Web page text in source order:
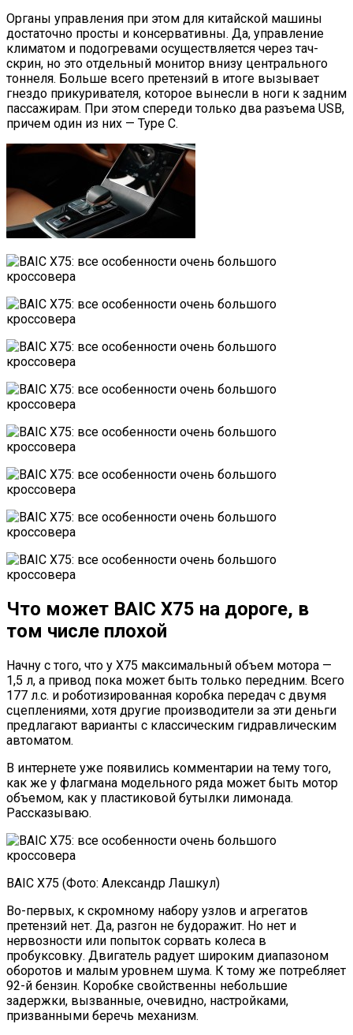
Органы управления при этом для китайской машины
достаточно просты и консервативны. Да, управление
климатом и подогревами осуществляется через тач-
скрин, но это отдельный монитор внизу центрального
тоннеля. Больше всего претензий в итоге вызывает
гнездо прикуривателя, которое вынесли в ноги к задним
пассажирам. При этом спереди только два разъема USB,
причем один из них — Type C.
Что может BAIC X75 на дороге, в
том числе плохой
Начну с того, что у X75 максимальный объем мотора —
1,5 л, а привод пока может быть только передним. Всего
177 л.с. и роботизированная коробка передач с двумя
сцеплениями, хотя другие производители за эти деньги
предлагают варианты с классическим гидравлическим
автоматом.
В интернете уже появились комментарии на тему того,
как же у флагмана модельного ряда может быть мотор
объемом, как у пластиковой бутылки лимонада.
Рассказываю.
BAIC X75 (Фото: Александр Лашкул)
Во-первых, к скромному набору узлов и агрегатов
претензий нет. Да, разгон не будоражит. Но нет и
нервозности или попыток сорвать колеса в
пробуксовку. Двигатель радует широким диапазоном
оборотов и малым уровнем шума. К тому же потребляет
92-й бензин. Коробке свойственны небольшие
задержки, вызванные, очевидно, настройками,
призванными беречь механизм.